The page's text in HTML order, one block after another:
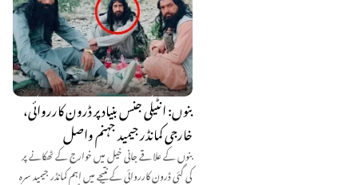
بنوں: انٹیلی جنس بنیاد پر ڈرون کارروائی،
خارجی کمانڈر جیمید جہنم واصل
بنوں کے علاقے جانی خیل میں خوارج کے ٹھکانے پر
کی گئی ڈرون کارروائی کے نتیجے میں اہم کمانڈر جیمید سرہ